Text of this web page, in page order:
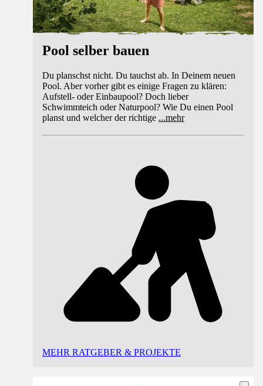
Pool selber bauen
Du planschst nicht. Du tauchst ab. In Deinem neuen
Pool. Aber vorher gibt es einige Fragen zu klären:
Aufstell- oder Einbaupool? Doch lieber
Schwimmteich oder Naturpool? Wie Du einen Pool
planst und welcher der richtige ...mehr
MEHR RATGEBER & PROJEKTE